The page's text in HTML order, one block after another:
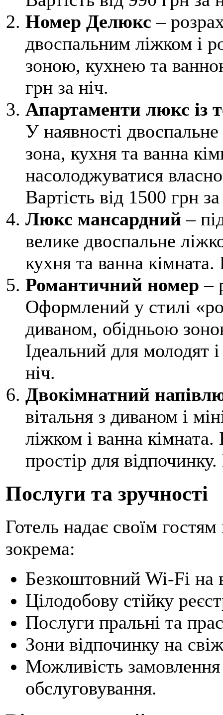
Номер Делюкс –
двоспальним ліжком і
зоною, кухнею та
грн за ніч.
Апартаменти люкс із
У наявності
зона, кухня та ванна
насолоджуватися
Вартість від 1500 грн
Люкс мансардний –
велике двоспальне
кухня та ванна кімната.
Романтичний номер –
Оформлений у стилі
диваном, обідньою
Ідеальний для молодят
ніч.
Двокімнатний
вітальня з диваном і
ліжком і ванна
простір для
Послуги та зручності
Готель надає своїм
зокрема:
Безкоштовний Wi-Fi на
Цілодобову стійку
Послуги пральні та
Зони відпочинку на
Можливість замовлення
обслуговування.